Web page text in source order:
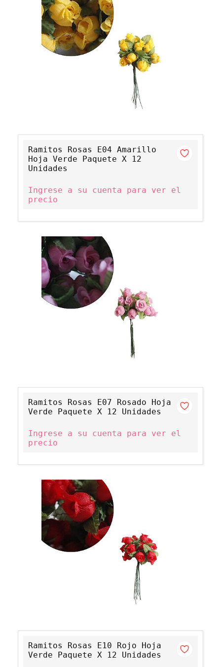
Ramitos Rosas E04 Amarillo
Hoja Verde Paquete X 12
Unidades
Ingrese a su cuenta para ver el
precio
Ramitos Rosas E07 Rosado Hoja
Verde Paquete X 12 Unidades
Ingrese a su cuenta para ver el
precio
Ramitos Rosas E10 Rojo Hoja
Verde Paquete X 12 Unidades